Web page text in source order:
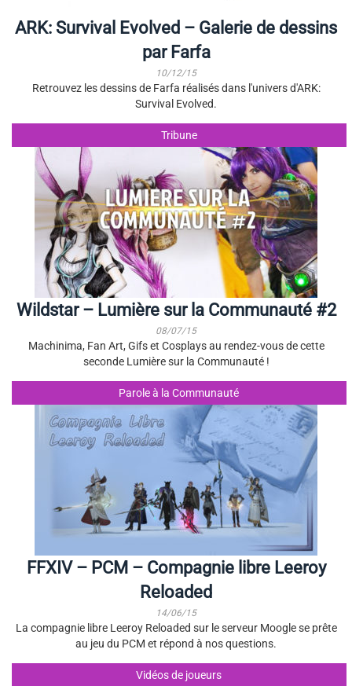
ARK: Survival Evolved – Galerie de dessins
par Farfa
10/12/15
Retrouvez les dessins de Farfa réalisés dans l'univers d'ARK:
Survival Evolved.
Tribune
Wildstar – Lumière sur la Communauté #2
08/07/15
Machinima, Fan Art, Gifs et Cosplays au rendez-vous de cette
seconde Lumière sur la Communauté !
Parole à la Communauté
FFXIV – PCM – Compagnie libre Leeroy
Reloaded
14/06/15
La compagnie libre Leeroy Reloaded sur le serveur Moogle se prête
au jeu du PCM et répond à nos questions.
Vidéos de joueurs